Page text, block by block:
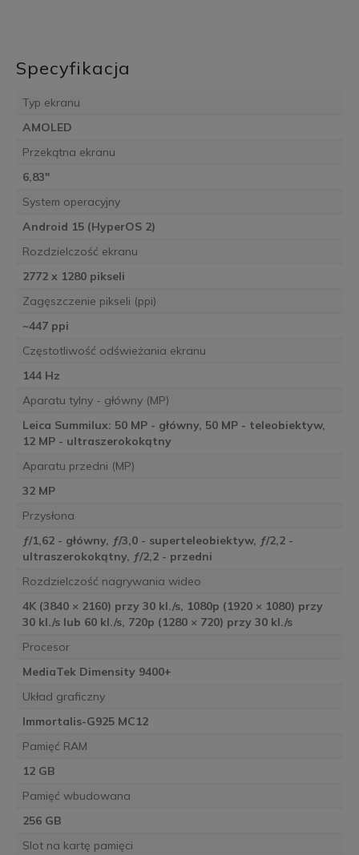
Specyfikacja
Typ ekranu
AMOLED
Przekątna ekranu
6,83"
System operacyjny
Android 15 (HyperOS 2)
Rozdzielczość ekranu
2772 x 1280 pikseli
Zagęszczenie pikseli (ppi)
~447 ppi
Częstotliwość odświeżania ekranu
144 Hz
Aparatu tylny - główny (MP)
Leica Summilux: 50 MP - główny, 50 MP - teleobiektyw,
12 MP - ultraszerokokątny
Aparatu przedni (MP)
32 MP
Przysłona
ƒ/1,62 - główny, ƒ/3,0 - superteleobiektyw, ƒ/2,2 -
ultraszerokokątny, ƒ/2,2 - przedni
Rozdzielczość nagrywania wideo
4K (3840 × 2160) przy 30 kl./s, 1080p (1920 × 1080) przy
30 kl./s lub 60 kl./s, 720p (1280 × 720) przy 30 kl./s
Procesor
MediaTek Dimensity 9400+
Układ graficzny
Immortalis-G925 MC12
Pamięć RAM
12 GB
Pamięć wbudowana
256 GB
Slot na kartę pamięci